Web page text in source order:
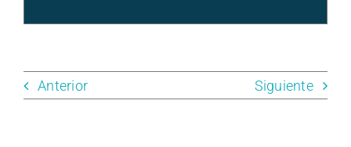
Anterior Siguiente